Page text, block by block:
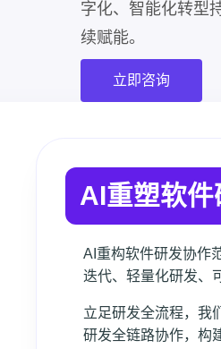
字化、智能化转型
续赋能。
立即咨询
AI重塑软
AI重构软件研发协作
迭代、轻量化研发、
立足研发全流程，我
研发全链路协作，构